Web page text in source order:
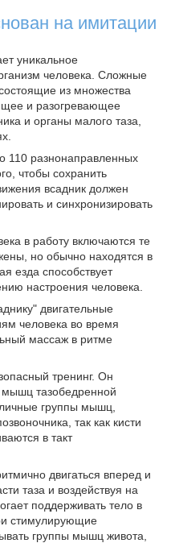
на имитации
уникальное
человека. Сложные
из множества
и разогревающее
и органы малого таза,
110 разнонаправленных
чтобы сохранить
всадник должен
и синхронизировать
в работу включаются те
но обычно находятся в
езда способствует
настроения человека.
двигательные
человека во время
массаж в ритме
тренинг. Он
мышц тазобедренной
группы мышц,
так как кисти
в такт
двигаться вперед и
таза и воздействуя на
поддерживать тело в
стимулирующие
группы мышц живота,